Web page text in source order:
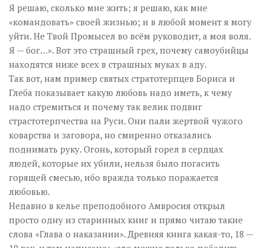
Я решаю, сколько мне жить; я решаю, как мне
«командовать» своей жизнью; и в любой момент я могу
уйти. Не Твой Промысел во всём руководит, а моя воля.
Я — бог…». Вот это страшный грех, почему самоубийцы
находятся ниже всех в страшных муках в аду.
Так вот, нам пример святых стратотерпцев Бориса и
Глеба показывает какую любовь надо иметь, к чему
надо стремиться и почему так велик подвиг
страстотерпчества на Руси. Они пали жертвой чужого
коварства и заговора, но смиренно отказались
поднимать руку. Огонь, который горел в сердцах
людей, которые их убили, нельзя было погасить
горящей смесью, ибо вражда только поражается
любовью.
Недавно в келье преподобного Амвросия открыл
просто одну из старинных книг и прямо читаю такие
слова «Глава о наказании». Древняя книга какая-то, 18 —